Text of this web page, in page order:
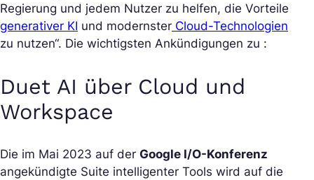
Regierung und jedem Nutzer zu helfen, die Vorteile
generativer KI und modernster Cloud-Technologien
zu nutzen“. Die wichtigsten Ankündigungen zu :
Duet AI über Cloud und
Workspace
Die im Mai 2023 auf der Google I/O-Konferenz
angekündigte Suite intelligenter Tools wird auf die